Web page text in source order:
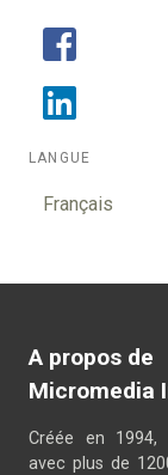
LANGUE
Français
A propos de
Micromedia
Créée en 1994,
avec plus de